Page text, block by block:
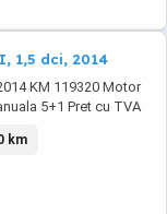
1,5 dci, 2014
KM 119320 Motor
5+1 Pret cu TVA
Geamuri electrice
Tempomat
conectare cu
km